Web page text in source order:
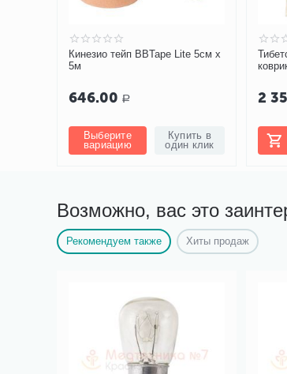
Кинезио тейп BBTape Lite 5см х
5м
646.00 Р
Выберите
вариацию
Купить в
один клик
2
Возможно, вас это
Рекомендуем также Хиты продаж